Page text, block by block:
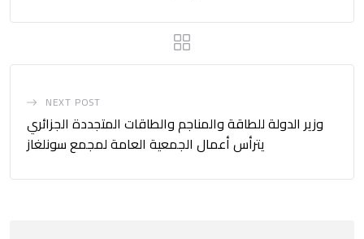
NEXT POST
وزير الدولة للطاقة والمناجم والطاقات المتجددة الجزائري
يترأس أعمال الجمعية العامة لمجمع سونلغاز